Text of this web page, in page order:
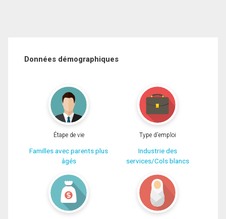
Données démographiques
Étape de vie
Familles avec parents plus
âgés
Type d'emploi
Industrie des
services/Cols blancs